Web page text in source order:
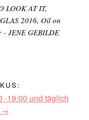
LOOK AT IT,
2016, Oil on
- JENE GEBILDE
-19:00 und täglich